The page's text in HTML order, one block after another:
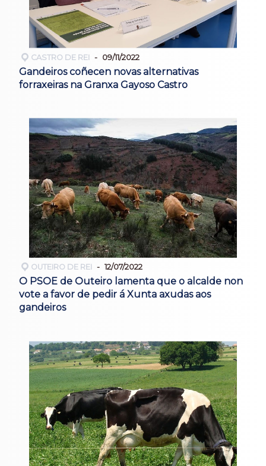
CASTRO DE REI 09/11/2022
Gandeiros coñecen novas alternativas
forraxeiras na Granxa Gayoso Castro
OUTEIRO DE REI 12/07/2022
O PSOE de Outeiro lamenta que o alcalde non
vote a favor de pedir á Xunta axudas aos
gandeiros